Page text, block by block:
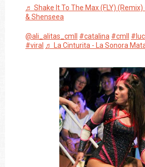
♬ Shake It To The Max (FLY) (Remix)
& Shenseea
@ali_alitas_cmll #catalina #cmll
#viral ♬ La Cinturita - La Sonora